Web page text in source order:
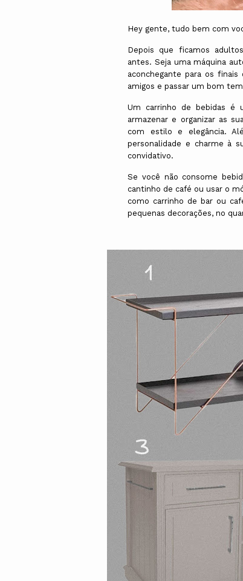
Hey gente, tudo bem com
Depois que ficamos
antes. Seja uma máquina
aconchegante para os
amigos e passar um bom
Um carrinho de bebidas é
armazenar e organizar as
com estilo e elegância.
personalidade e charme à
convidativo.
Se você não consome
cantinho de café ou usar o
como carrinho de bar ou
pequenas decorações, no